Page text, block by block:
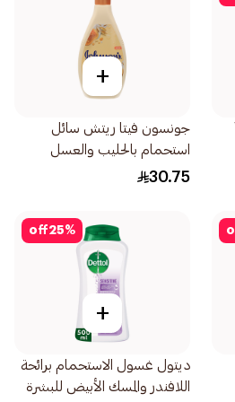
+
جونسون فيتا ريتش سائل
استحمام بالحليب والعسل
الطبيعي والشوفان 400مل
30.75
25%
off
+
ديتول غسول الاستحمام برائحة
اللافندر والمسك الأبيض للبشرة